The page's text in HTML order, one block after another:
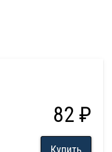
82 ₽
Купить